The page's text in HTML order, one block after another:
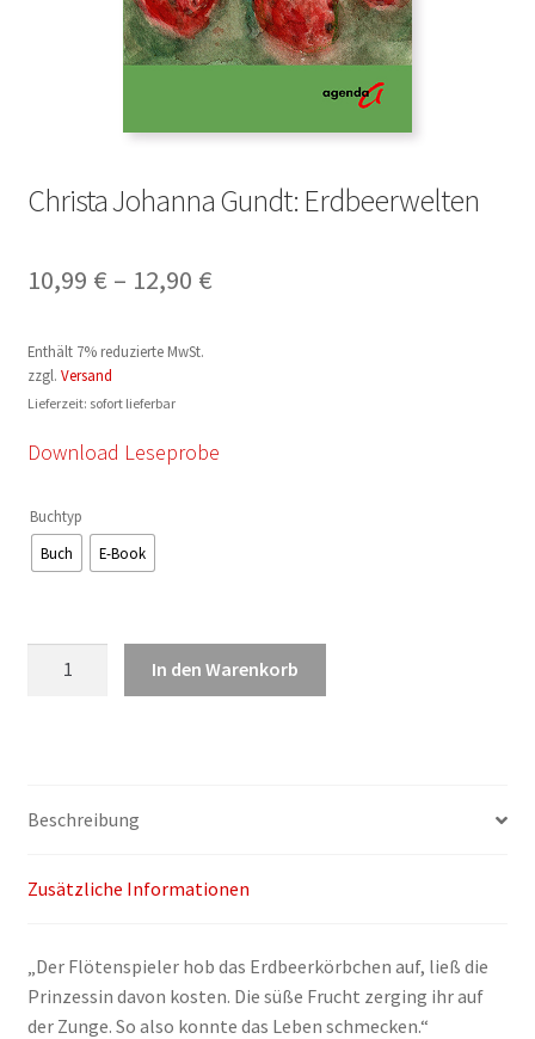
Christa Johanna Gundt: Erdbeerwelten
10,99 € – 12,90 €Preisspanne:
Enthält 7% reduzierte MwSt.
zzgl. Versand
Lieferzeit: sofort lieferbar
Download Leseprobe
Buchtyp
Buch
E-Book
In den Warenkorb
Beschreibung
Zusätzliche Informationen
„Der Flötenspieler hob das Erdbeerkörbchen auf, ließ die
Prinzessin davon kosten. Die süße Frucht zerging ihr auf
der Zunge. So also konnte das Leben schmecken.“